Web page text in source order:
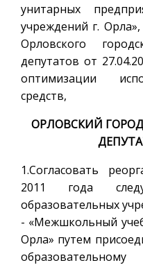
унитарных
учреждений г.
Орловского
депутатов от
оптимизации
средств,
ОРЛОВСКИЙ
1.Согласовать
2011 года
образовательных
- «Межшкольный
Орла» путем